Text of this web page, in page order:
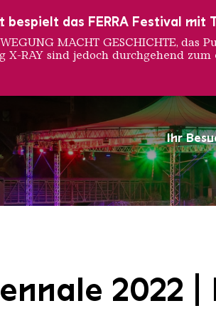
Ihr
2022 |
bespielt das FERRA Festival
MACHT GESCHICHTE,
RAY sind jedoch durchgehend